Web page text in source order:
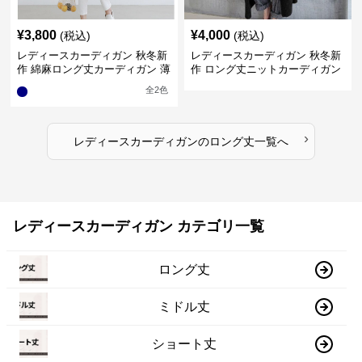
¥3,800 (税込)
レディースカーディガン 秋冬新
作 綿麻ロング丈カーディガン 薄
全2色
¥4,000 (税込)
レディースカーディガン 秋冬新
作 ロング丈ニットカーディガン
レディースカーディガンのロング丈一覧へ ›
レディースカーディガン カテゴリ一覧
ロング丈
ミドル丈
ショート丈